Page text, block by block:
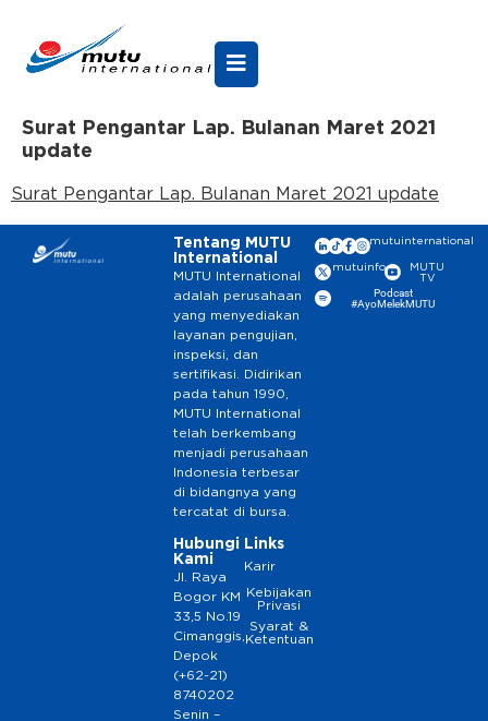
Surat Pengantar Lap. Bulanan Maret 2021
update
Surat Pengantar Lap. Bulanan Maret 2021 update
Tentang MUTU
International
MUTU International
adalah perusahaan
yang menyediakan
layanan pengujian,
inspeksi, dan
sertifikasi. Didirikan
pada tahun 1990,
MUTU International
telah berkembang
menjadi perusahaan
Indonesia terbesar
di bidangnya yang
tercatat di bursa.
Hubungi
Kami
Jl. Raya
Bogor KM
33,5 No.19
Cimanggis,
Depok
(+62-21)
8740202
Senin –
Links
Karir
Kebijakan
Privasi
Syarat &
Ketentuan
mutuinternational
mutuinfo
MUTU
TV
Podcast
#AyoMelekMUTU